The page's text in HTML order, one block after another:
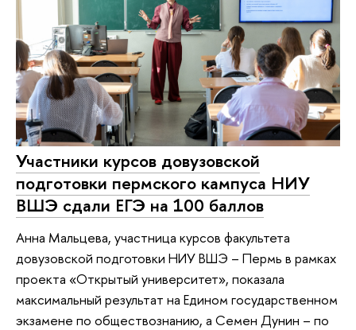
Участники курсов довузовской
подготовки пермского кампуса НИУ
ВШЭ сдали ЕГЭ на 100 баллов
Анна Мальцева, участница курсов факультета
довузовской подготовки НИУ ВШЭ – Пермь в рамках
проекта «Открытый университет», показала
максимальный результат на Едином государственном
экзамене по обществознанию, а Семен Дунин – по